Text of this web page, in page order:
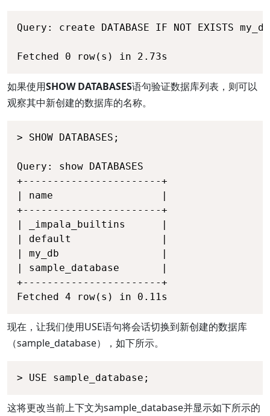
Query: create DATABASE IF NOT EXISTS
如果使用SHOW DATABASES语句验证数据库列表，则可以
观察其中新创建的数据库的名称。
> SHOW DATABASES;
Query: show DATABASES
+-----------------------+
| name                  |
+-----------------------+
| _impala_builtins      |
| default               |
| my_db                 |
| sample_database       |
+-----------------------+
Fetched 4 row(s) in 0.11s
现在，让我们使用USE语句将会话切换到新创建的数据库
（sample_database），如下所示。
这将更改当前上下文为sample_database并显示如下所示的